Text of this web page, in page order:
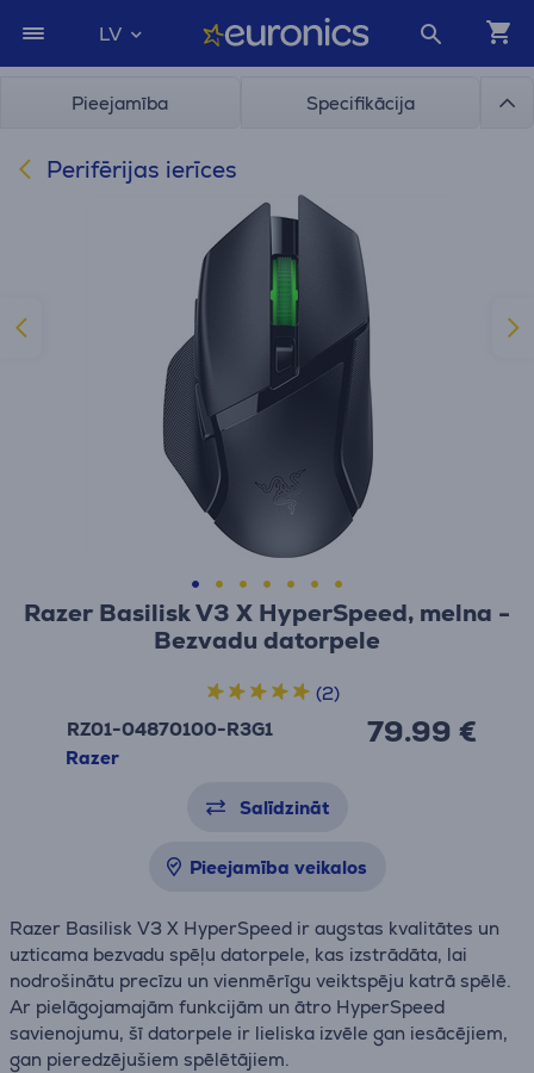
LV
Pieejamība Specifikācija
Perifērijas ierīces
Razer Basilisk V3 X HyperSpeed, melna -
Bezvadu datorpele
RZ01-04870100-R3G1
Razer
79.99 €
(2)
Salīdzināt
Pieejamība veikalos
Razer Basilisk V3 X HyperSpeed ir augstas kvalitātes un
uzticama bezvadu spēļu datorpele, kas izstrādāta, lai
nodrošinātu precīzu un vienmērīgu veiktspēju katrā spēlē.
Ar pielāgojamajām funkcijām un ātro HyperSpeed
savienojumu, šī datorpele ir lieliska izvēle gan iesācējiem,
gan pieredzējušiem spēlētājiem.